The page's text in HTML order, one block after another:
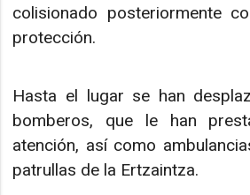
colisionado posteriormente
protección.
Hasta el lugar se han
bomberos, que le han
atención, así como
patrullas de la Ertzaintza.